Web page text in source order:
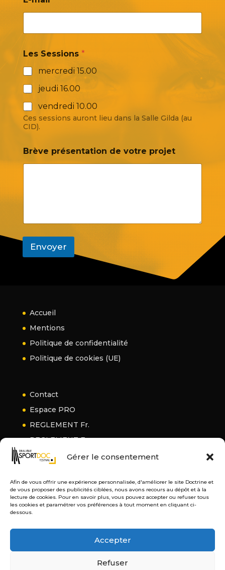
Gérer le consentement
Afin de vous offrir une expérience personnalisée, d'améliorer le site Doctrine et
de vous proposer des publicités ciblées, nous avons recours au dépôt et à la
lecture de cookies. Pour en savoir plus, vous pouvez accepter ou refuser tous
les cookies et paramétrer vos préférences à tout moment en cliquant ci-
dessous.
Accepter
Refuser
Les Sessions *
mercredi 15.00
jeudi 16.00
vendredi 10.00
Ces sessions auront lieu dans la Salle Gilda (au
CID).
Brève présentation de votre projet
Envoyer
Accueil
Mentions
Politique de confidentialité
Politique de cookies (UE)
Contact
Espace PRO
REGLEMENT Fr.
REGLEMENT En.